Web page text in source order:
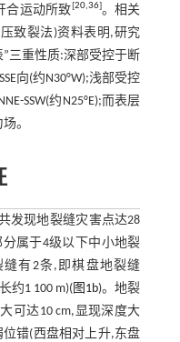
合运动所致 20,36] 。相关
致裂法)资料表明,研究
三重性质:深部受控于断
向(约N30°W);浅部受控
SSW(约N25°E);而表层
。
发现地裂缝灾害点达28
分属于4级以下中小地裂
缝有2条,即棋盘地裂缝
约1 100 m)(图1b)。地裂
可达10 cm,显现深度大
错(西盘相对上升,东盘